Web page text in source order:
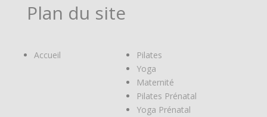
Plan du site
Accueil
Pilates
Yoga
Maternité
Pilates Prénatal
Yoga Prénatal